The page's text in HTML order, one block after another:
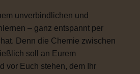
unverbindlichen und
– ganz entspannt per
Denn die Chemie zwischen
soll an Eurem
vor Euch stehen, dem Ihr